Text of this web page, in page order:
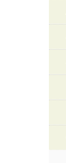
n
í
n
l